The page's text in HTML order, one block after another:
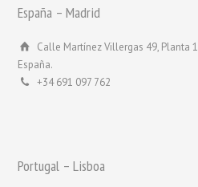
España – Madrid
Calle Martínez Villergas 49, Planta
España.
+34 691 097 762
Portugal – Lisboa